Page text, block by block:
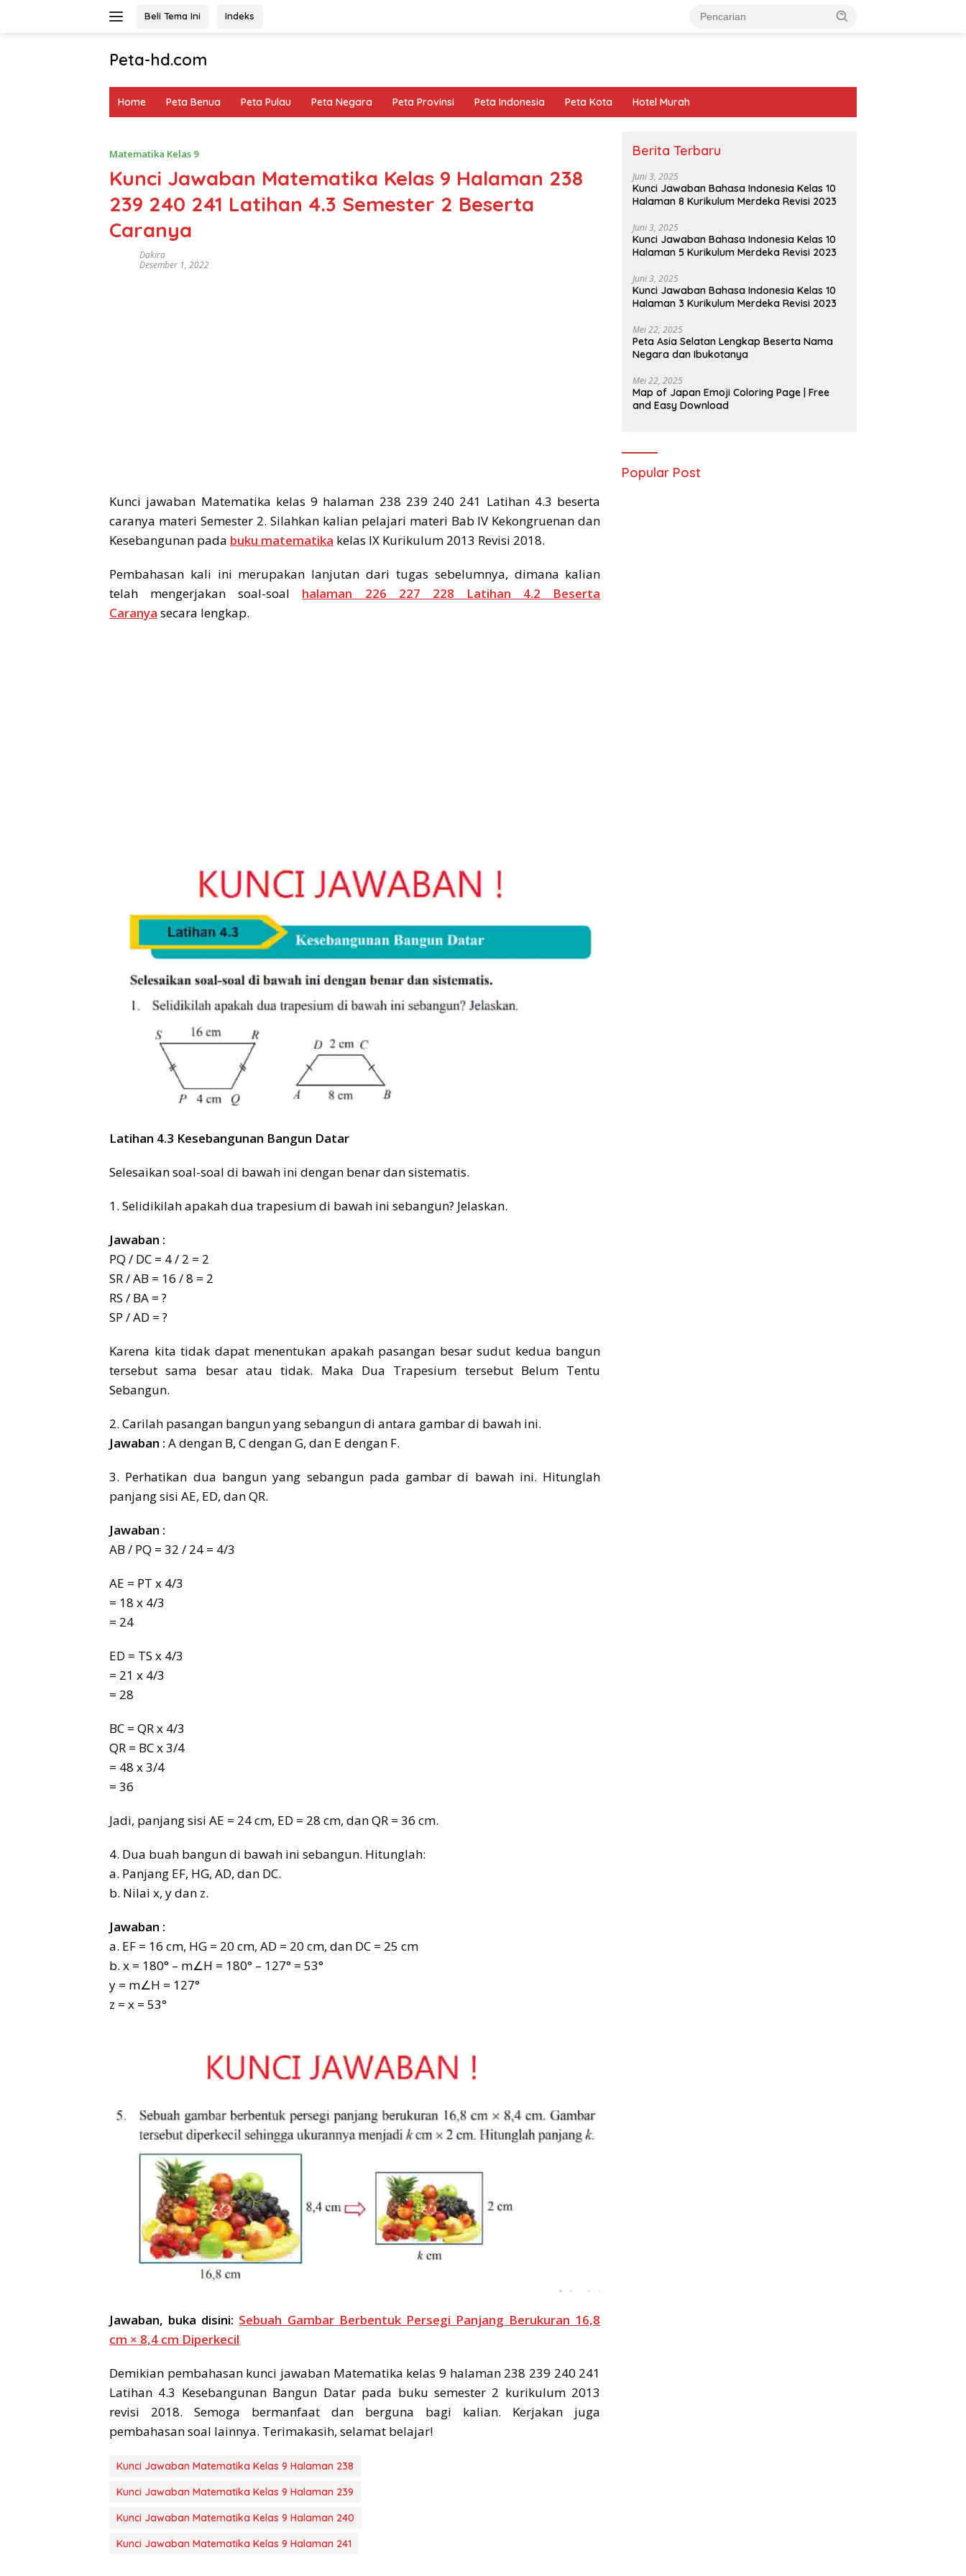
Beli Tema Ini Indeks
Peta-hd.com
Gambar
Home Peta Benua Peta Pulau Peta Negara Peta Provinsi Peta Indonesia Peta Kota Hotel Murah
Matematika Kelas 9
Kunci Jawaban Matematika Kelas 9 Halaman 238
239 240 241 Latihan 4.3 Semester 2 Beserta
Caranya
Dakira
Desember 1, 2022
Kunci jawaban Matematika kelas 9 halaman 238 239 240 241 Latihan 4.3 beserta
caranya materi Semester 2. Silahkan kalian pelajari materi Bab IV Kekongruenan dan
Kesebangunan pada buku matematika kelas IX Kurikulum 2013 Revisi 2018.
Pembahasan kali ini merupakan lanjutan dari tugas sebelumnya, dimana kalian
telah mengerjakan soal-soal halaman 226 227 228 Latihan 4.2 Beserta
Caranya secara lengkap.
Latihan 4.3 Kesebangunan Bangun Datar
Selesaikan soal-soal di bawah ini dengan benar dan sistematis.
1. Selidikilah apakah dua trapesium di bawah ini sebangun? Jelaskan.
Jawaban :
PQ / DC = 4 / 2 = 2
SR / AB = 16 / 8 = 2
RS / BA = ?
SP / AD = ?
Karena kita tidak dapat menentukan apakah pasangan besar sudut kedua bangun
tersebut sama besar atau tidak. Maka Dua Trapesium tersebut Belum Tentu
Sebangun.
2. Carilah pasangan bangun yang sebangun di antara gambar di bawah ini.
Jawaban : A dengan B, C dengan G, dan E dengan F.
3. Perhatikan dua bangun yang sebangun pada gambar di bawah ini. Hitunglah
panjang sisi AE, ED, dan QR.
Jawaban :
AB / PQ = 32 / 24 = 4/3
AE = PT x 4/3
= 18 x 4/3
= 24
ED = TS x 4/3
= 21 x 4/3
= 28
BC = QR x 4/3
QR = BC x 3/4
= 48 x 3/4
= 36
Jadi, panjang sisi AE = 24 cm, ED = 28 cm, dan QR = 36 cm.
4. Dua buah bangun di bawah ini sebangun. Hitunglah:
a. Panjang EF, HG, AD, dan DC.
b. Nilai x, y dan z.
Jawaban :
a. EF = 16 cm, HG = 20 cm, AD = 20 cm, dan DC = 25 cm
b. x = 180° – m∠H = 180° – 127° = 53°
y = m∠H = 127°
z = x = 53°
Jawaban, buka disini: Sebuah Gambar Berbentuk Persegi Panjang Berukuran 16,8
cm × 8,4 cm Diperkecil
Demikian pembahasan kunci jawaban Matematika kelas 9 halaman 238 239 240 241
Latihan 4.3 Kesebangunan Bangun Datar pada buku semester 2 kurikulum 2013
revisi 2018. Semoga bermanfaat dan berguna bagi kalian. Kerjakan juga
pembahasan soal lainnya. Terimakasih, selamat belajar!
Kunci Jawaban Matematika Kelas 9 Halaman 238
Kunci Jawaban Matematika Kelas 9 Halaman 239
Kunci Jawaban Matematika Kelas 9 Halaman 240
Kunci Jawaban Matematika Kelas 9 Halaman 241
Berita Terbaru
Juni 3, 2025
Kunci Jawaban Bahasa Indonesia Kelas 10
Halaman 8 Kurikulum Merdeka Revisi 2023
Juni 3, 2025
Kunci Jawaban Bahasa Indonesia Kelas 10
Halaman 5 Kurikulum Merdeka Revisi 2023
Juni 3, 2025
Kunci Jawaban Bahasa Indonesia Kelas 10
Halaman 3 Kurikulum Merdeka Revisi 2023
Mei 22, 2025
Peta Asia Selatan Lengkap Beserta Nama
Negara dan Ibukotanya
Mei 22, 2025
Map of Japan Emoji Coloring Page | Free
and Easy Download
Popular Post